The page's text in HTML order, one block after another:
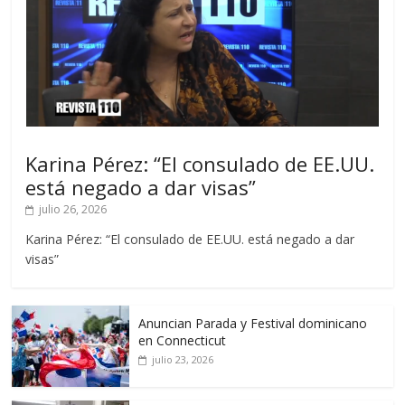
Karina Pérez: “El consulado de EE.UU.
está negado a dar visas”
julio 26, 2026
Karina Pérez: “El consulado de EE.UU. está negado a dar
visas”
Anuncian Parada y Festival dominicano
en Connecticut
julio 23, 2026